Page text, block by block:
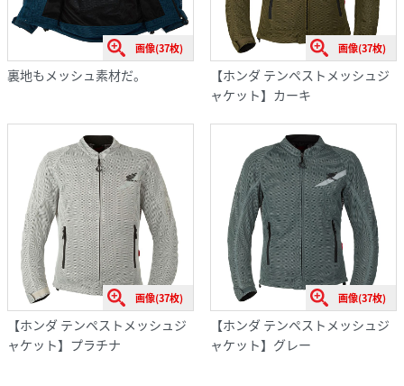
画像(37枚)
裏地もメッシュ素材だ。
画像(37枚)
【ホンダ テンペストメッシュジ
ャケット】カーキ
画像(37枚)
【ホンダ テンペストメッシュジ
ャケット】プラチナ
画像(37枚)
【ホンダ テンペストメッシュジ
ャケット】グレー